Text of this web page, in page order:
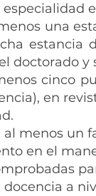
una
estancia
doctorado y
cinco
en
al menos un
en el
docencia a